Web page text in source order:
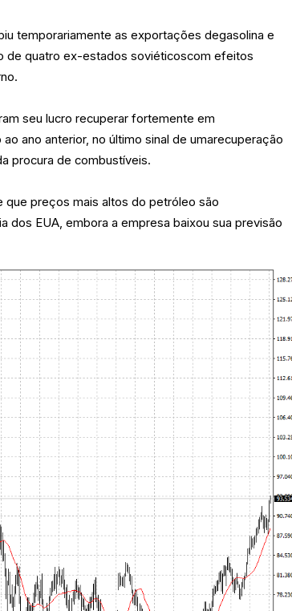
temporariamente as exportações degasolina e
de quatro ex-estados soviéticoscom efeitos
seu lucro recuperar fortemente em
ano anterior, no último sinal de umarecuperação
procura de combustíveis.
que preços mais altos do petróleo são
dos EUA, embora a empresa baixou sua previsão